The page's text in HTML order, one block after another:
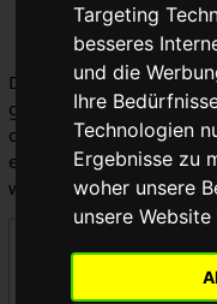
Targeting
besseres
und die
Ihre
Technologien
Ergebnisse zu
woher unsere
unsere
Dies ist die kombinierte
geführten Logbücher.
des Logbuchtyps, des
eingeschränkt werden
werden).
Logbücher
Zentrale öffentliche